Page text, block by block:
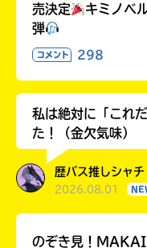
売決定
キミノベ
弾
コメント 298
私は絶対に「これ
た！（金欠気味）
歴バス推しシャ
2026.08.01
のぞき見！